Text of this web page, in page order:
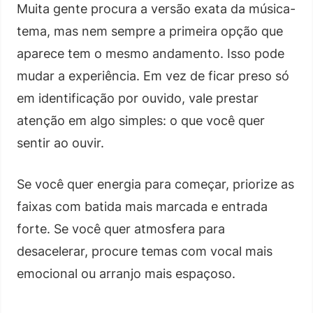
Muita gente procura a versão exata da música-
tema, mas nem sempre a primeira opção que
aparece tem o mesmo andamento. Isso pode
mudar a experiência. Em vez de ficar preso só
em identificação por ouvido, vale prestar
atenção em algo simples: o que você quer
sentir ao ouvir.
Se você quer energia para começar, priorize as
faixas com batida mais marcada e entrada
forte. Se você quer atmosfera para
desacelerar, procure temas com vocal mais
emocional ou arranjo mais espaçoso.